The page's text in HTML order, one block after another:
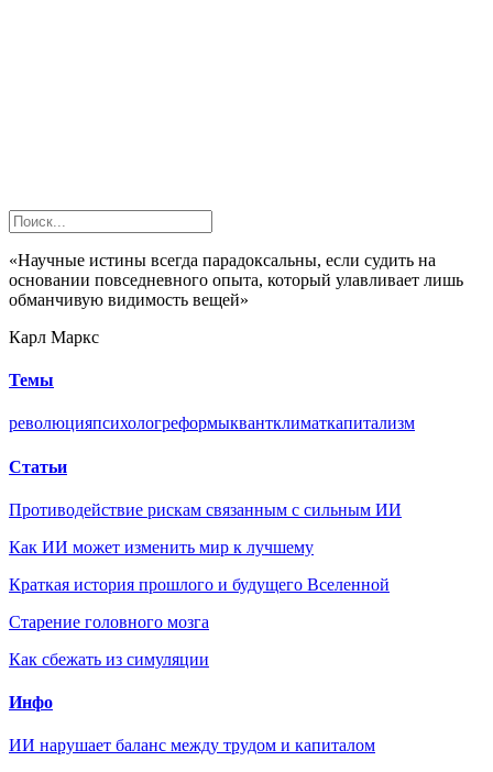
«Научные истины всегда парадоксальны, если судить на
основании повседневного опыта, который улавливает лишь
обманчивую видимость вещей»
Карл Маркс
Темы
революцияпсихологреформыквантклиматкапитализм
Статьи
Противодействие рискам связанным с сильным ИИ
Как ИИ может изменить мир к лучшему
Краткая история прошлого и будущего Вселенной
Старение головного мозга
Как сбежать из симуляции
Инфо
ИИ нарушает баланс между трудом и капиталом